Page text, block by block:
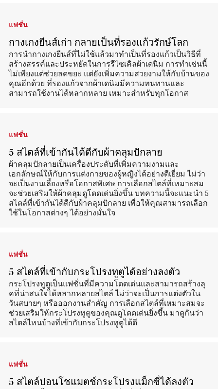
แฟชั่น
กางเกงยีนส์เก่า กลายเป็นที่รองแก้วรักษ์โลก
การนำกางเกงยีนส์ที่ไม่ใช้แล้วมาทำเป็นที่รองแก้วเป็นวิธีที่
สร้างสรรค์และประหยัดในการรีไซเคิลผ้าเดนิม การทำเช่นนี้
ไม่เพียงแต่ช่วยลดขยะ แต่ยังเพิ่มความสวยงามให้กับบ้านของ
คุณอีกด้วย ที่รองแก้วจากผ้าเดนิมมีความทนทานและ
สามารถใช้งานได้หลากหลาย เหมาะสำหรับทุกโอกาส
แฟชั่น
5 สไตล์ที่เข้ากันได้ดีกับผ้าคลุมปักลาย
ผ้าคลุมปักลายเป็นเครื่องประดับที่เพิ่มความงามและ
เอกลักษณ์ให้กับการแต่งกายของผู้หญิงได้อย่างดีเยี่ยม ไม่ว่า
จะเป็นงานเลี้ยงหรือโอกาสพิเศษ การเลือกสไตล์ที่เหมาะสม
จะช่วยเสริมให้ผ้าคลุมดูโดดเด่นยิ่งขึ้น บทความนี้จะแนะนำ 5
สไตล์ที่เข้ากันได้ดีกับผ้าคลุมปักลาย เพื่อให้คุณสามารถเลือก
ใช้ในโอกาสต่างๆ ได้อย่างมั่นใจ
แฟชั่น
5 สไตล์ที่เข้ากับกระโปรงทูตูได้อย่างลงตัว
กระโปรงทูตูเป็นแฟชั่นที่มีความโดดเด่นและสามารถสร้างลุ
คที่น่าสนใจได้หลากหลายสไตล์ ไม่ว่าจะเป็นการแต่งตัวใน
วันสบายๆ หรือออกงานสำคัญ การเลือกสไตล์ที่เหมาะสมจะ
ช่วยเสริมให้กระโปรงทูตูของคุณดูโดดเด่นยิ่งขึ้น มาดูกันว่า
สไตล์ไหนบ้างที่เข้ากับกระโปรงทูตูได้ดี
แฟชั่น
5 สไตล์ปอนโชแมตช์กระโปรงแม็กซี่ได้ลงตัว